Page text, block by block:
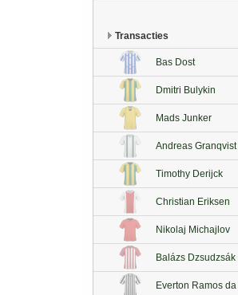
Transacties
Bas Dost
Dmitri Bulykin
Mads Junker
Andreas Granqvist
Timothy Derijck
Christian Eriksen
Nikolaj Michajlov
Balázs Dzsudzsák
Everton Ramos